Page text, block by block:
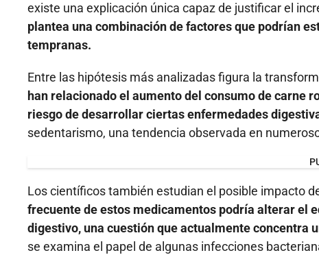
existe una explicación única capaz de justificar el
plantea una combinación de factores que podrían
tempranas.
Entre las hipótesis más analizadas figura la
han relacionado el aumento del consumo de carne
riesgo de desarrollar ciertas enfermedades
sedentarismo, una tendencia observada en
Los científicos también estudian el posible impacto
frecuente de estos medicamentos podría alterar el
digestivo, una cuestión que actualmente concentra
se examina el papel de algunas infecciones